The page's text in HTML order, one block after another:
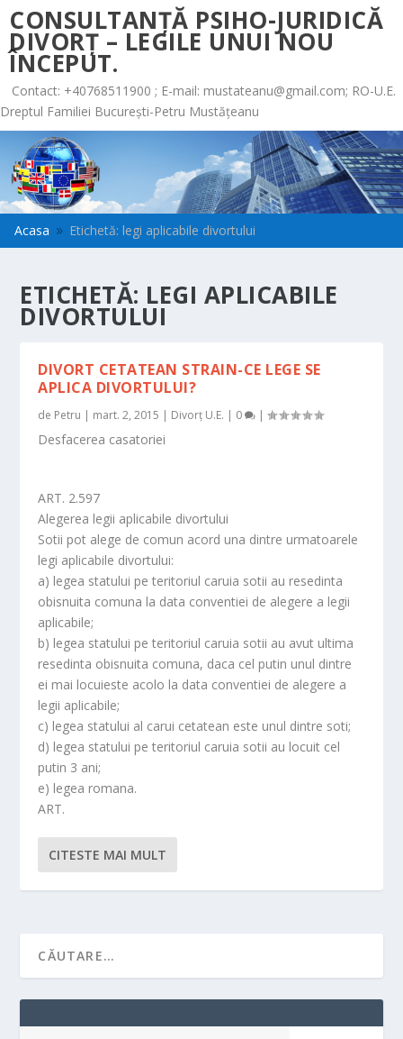
CONSULTANȚĂ PSIHO-JURIDICĂ
DIVORȚ – LEGILE UNUI NOU
ÎNCEPUT.
Contact: +40768511900 ; E-mail: mustateanu@gmail.com; RO-U.E.
Dreptul Familiei București-Petru Mustățeanu
Acasa 9 Etichetă: legi aplicabile divortului
ETICHETĂ: LEGI APLICABILE
DIVORTULUI
DIVORT CETATEAN STRAIN-CE LEGE SE
APLICA DIVORTULUI?
de Petru | mart. 2, 2015 | Divorț U.E. | 0 |
Desfacerea casatoriei
ART. 2.597
Alegerea legii aplicabile divortului
Sotii pot alege de comun acord una dintre urmatoarele
legi aplicabile divortului:
a) legea statului pe teritoriul caruia sotii au resedinta
obisnuita comuna la data conventiei de alegere a legii
aplicabile;
b) legea statului pe teritoriul caruia sotii au avut ultima
resedinta obisnuita comuna, daca cel putin unul dintre
ei mai locuieste acolo la data conventiei de alegere a
legii aplicabile;
c) legea statului al carui cetatean este unul dintre soti;
d) legea statului pe teritoriul caruia sotii au locuit cel
putin 3 ani;
e) legea romana.
ART.
CITESTE MAI MULT